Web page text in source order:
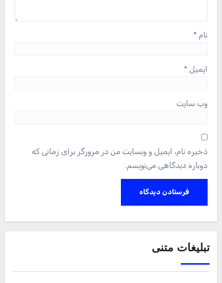
نام *
ایمیل *
وب‌ سایت
ذخیره نام، ایمیل و وبسایت من در مرورگر برای زمانی که
دوباره دیدگاهی می‌نویسم.
تبلیغات متنی